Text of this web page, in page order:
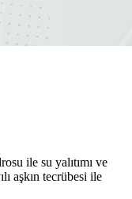
ile su yalıtımı ve
aşkın tecrübesi ile